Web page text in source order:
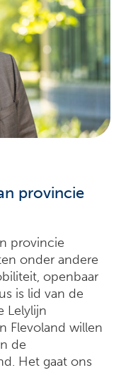
provincie
provincie
onder andere
openbaar
is lid van de
Lelylijn
Flevoland willen
de
Het gaat ons